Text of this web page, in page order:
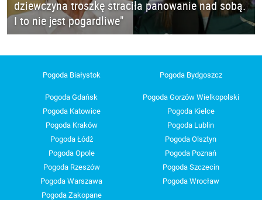
dziewczyna troszkę straciła panowanie nad sobą.
I to nie jest pogardliwe"
Pogoda Białystok Pogoda Bydgoszcz
Pogoda Gdańsk
Pogoda Gorzów Wielkopolski
Pogoda Katowice
Pogoda Kielce
Pogoda Kraków
Pogoda Lublin
Pogoda Łódź
Pogoda Olsztyn
Pogoda Opole
Pogoda Poznań
Pogoda Rzeszów
Pogoda Szczecin
Pogoda Warszawa
Pogoda Wrocław
Pogoda Zakopane